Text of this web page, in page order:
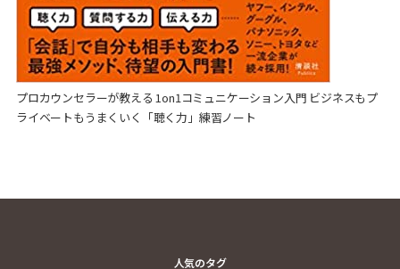
プロカウンセラーが教える 1on1コミュニケーション入門 ビジネスもプ
ライベートもうまくいく「聴く力」練習ノート
人気のタグ